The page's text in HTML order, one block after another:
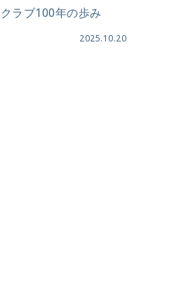
ラブ100年の歩み
2025.10.20